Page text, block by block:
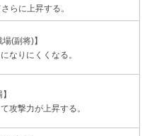
らに上昇する。
(副将)】
なりにくくなる。
攻撃力が上昇する。